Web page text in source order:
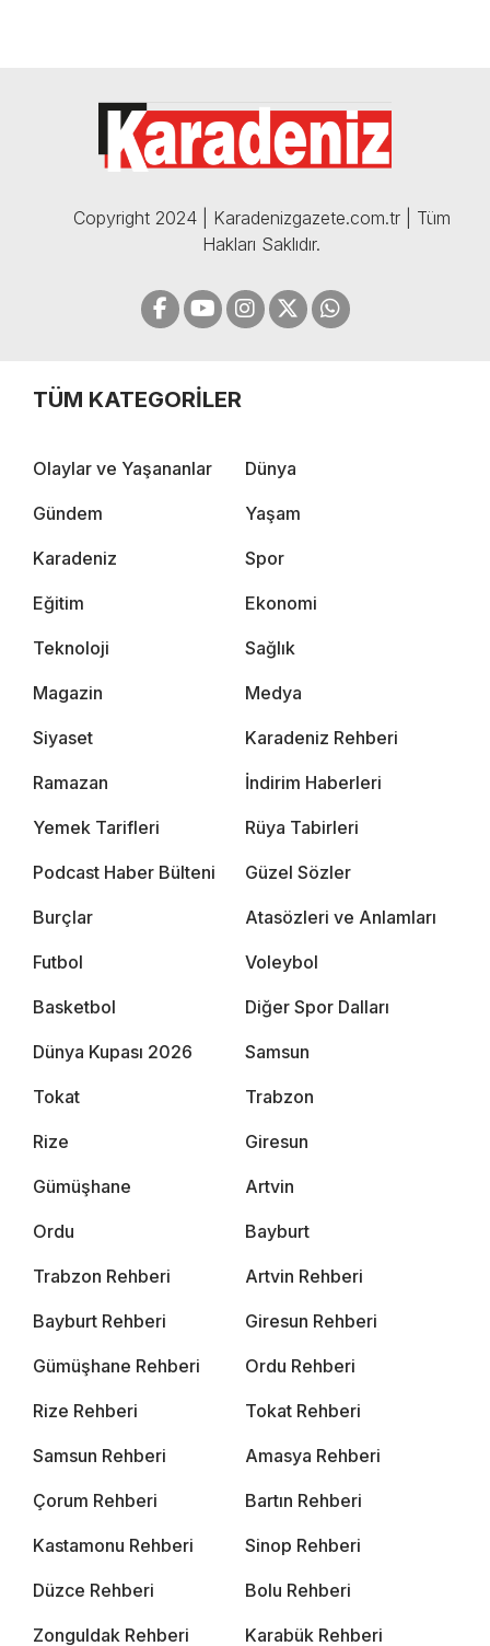
Copyright 2024 | Karadenizgazete.com.tr | Tüm
Hakları Saklıdır.
TÜM KATEGORİLER
Olaylar ve Yaşananlar Dünya
Gündem Yaşam
Karadeniz Spor
Eğitim Ekonomi
Teknoloji Sağlık
Magazin Medya
Siyaset Karadeniz Rehberi
Ramazan İndirim Haberleri
Yemek Tarifleri Rüya Tabirleri
Podcast Haber Bülteni Güzel Sözler
Burçlar Atasözleri ve Anlamları
Futbol Voleybol
Basketbol Diğer Spor Dalları
Dünya Kupası 2026 Samsun
Tokat Trabzon
Rize Giresun
Gümüşhane Artvin
Ordu Bayburt
Trabzon Rehberi Artvin Rehberi
Bayburt Rehberi Giresun Rehberi
Gümüşhane Rehberi Ordu Rehberi
Rize Rehberi Tokat Rehberi
Samsun Rehberi Amasya Rehberi
Çorum Rehberi Bartın Rehberi
Kastamonu Rehberi Sinop Rehberi
Düzce Rehberi Bolu Rehberi
Zonguldak Rehberi Karabük Rehberi